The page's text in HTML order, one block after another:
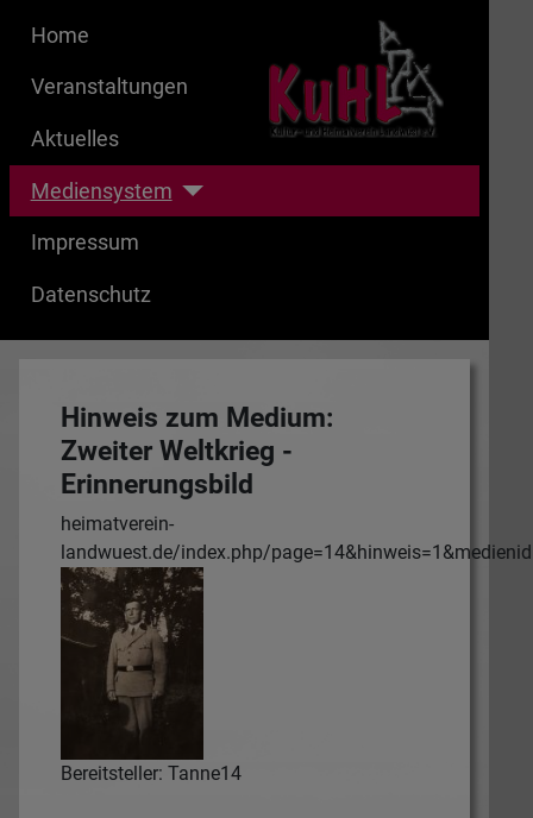
Home
Veranstaltungen
Aktuelles
Mediensystem
Impressum
Datenschutz
Hinweis zum Medium:
Zweiter Weltkrieg -
Erinnerungsbild
heimatverein-
landwuest.de/index.php/
Bereitsteller: Tanne14